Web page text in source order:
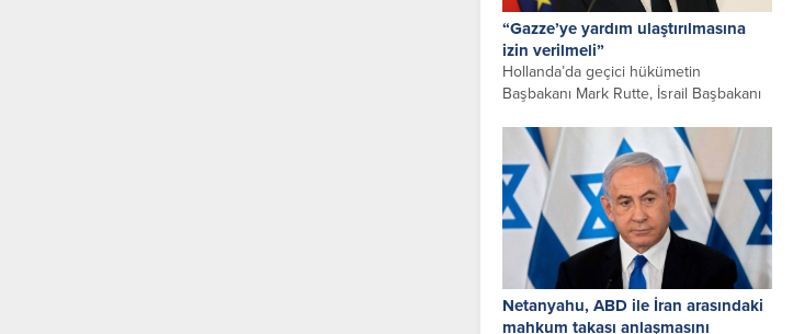
“Gazze’ye yardım ulaştırılmasına
izin verilmeli”
Hollanda’da geçici hükümetin
Başbakanı Mark Rutte, İsrail Başbakanı
insani yardım ulaştırılmasına izin...
Netanyahu, ABD ile İran arasındaki
mahkum takası anlaşmasını